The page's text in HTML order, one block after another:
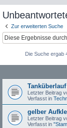
Zur erweiterten Suche
Die Suche ergab
Tanküberlauf
Letzter Beitrag
Verfasst in
gelber
Letzter Beitrag
Verfasst in